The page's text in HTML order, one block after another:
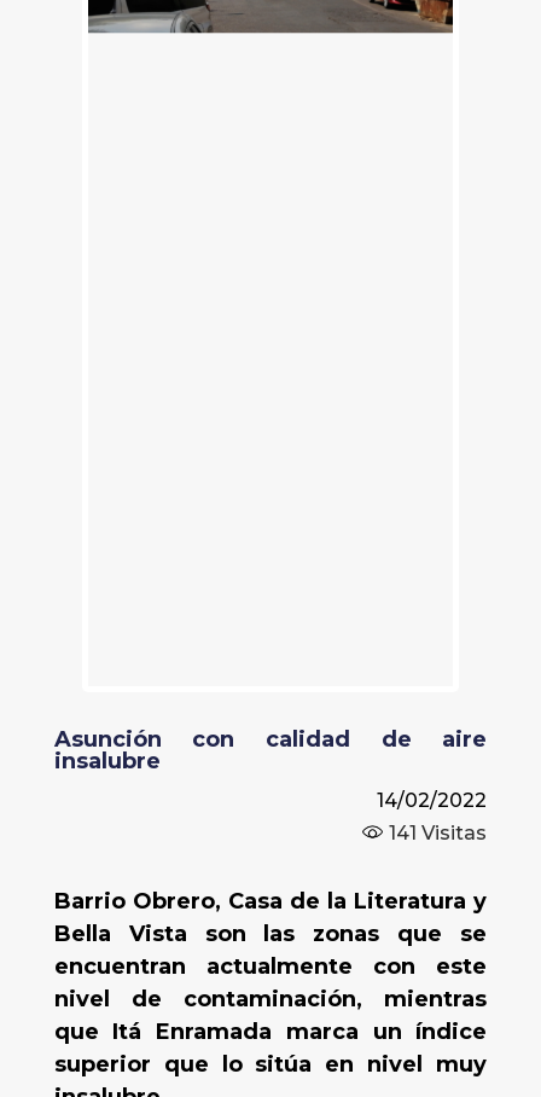
Asunción con calidad de aire
insalubre
14/02/2022
141 Visitas
Barrio Obrero, Casa de la Literatura y
Bella Vista son las zonas que se
encuentran actualmente con este
nivel de contaminación, mientras
que Itá Enramada marca un índice
superior que lo sitúa en nivel muy